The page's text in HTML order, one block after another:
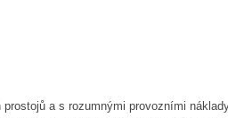
a s rozumnými provozními